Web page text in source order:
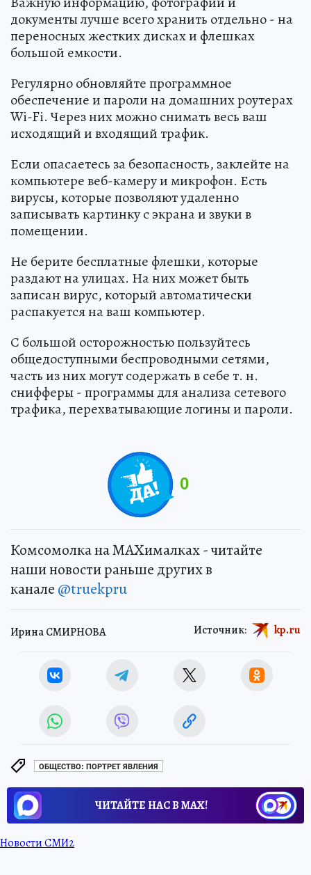
документы лучше всего хранить отдельно - на
переносных жестких дисках и флешках
большой емкости.
Регулярно обновляйте программное
обеспечение и пароли на домашних роутерах
Wi-Fi. Через них можно снимать весь ваш
исходящий и входящий трафик.
Если опасаетесь за безопасность, заклейте на
компьютере веб-камеру и микрофон. Есть
вирусы, которые позволяют удаленно
записывать картинку с экрана и звуки в
помещении.
Не берите бесплатные флешки, которые
раздают на улицах. На них может быть
записан вирус, который автоматически
распакуется на ваш компьютер.
С большой осторожностью пользуйтесь
общедоступными беспроводными сетями,
часть из них могут содержать в себе т. н.
снифферы - программы для анализа сетевого
трафика, перехватывающие логины и пароли.
0
Комсомолка на MAXималках - читайте
наши новости раньше других в
канале @truekpru
Ирина СМИРНОВА Источник: kp.ru
ОБЩЕСТВО: ПОРТРЕТ ЯВЛЕНИЯ
ЧИТАЙТЕ НАС В МАХ!
Новости СМИ2